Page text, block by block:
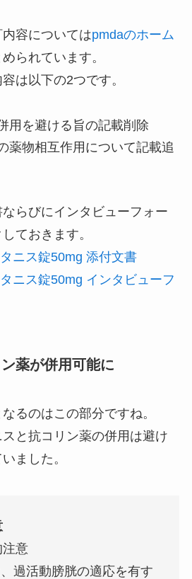
容についてはpmdaのホーム
られています。
は以下の2つです。
用を避ける旨の記載削除
薬物相互作用について記載追
らびにインタビューフォー
ておきます。
ニス錠50mg 添付文書
ニス錠50mg インタビューフ
薬が併用可能に
るのはこの部分ですね。
と抗コリン薬の併用は避け
ました。
意
過活動膀胱の適応を有す